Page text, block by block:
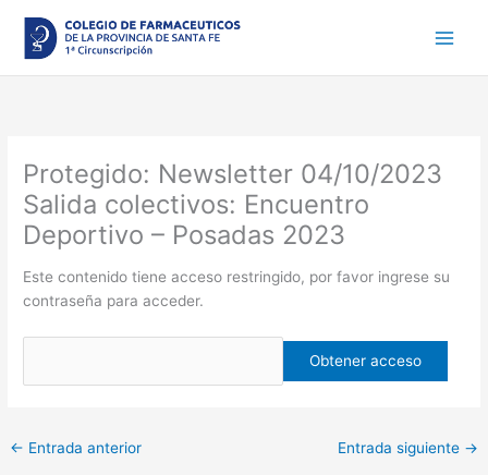
contenido
Protegido: Newsletter 04/10/2023
Salida colectivos: Encuentro
Deportivo – Posadas 2023
Este contenido tiene acceso restringido, por favor ingrese su
contraseña para acceder.
← Entrada anterior Entrada siguiente →